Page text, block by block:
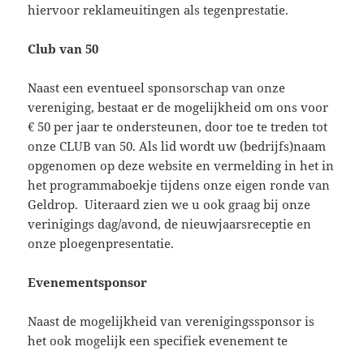
hiervoor reklameuitingen als tegenprestatie.
Club van 50
Naast een eventueel sponsorschap van onze
vereniging, bestaat er de mogelijkheid om ons voor
€ 50 per jaar te ondersteunen, door toe te treden tot
onze CLUB van 50. Als lid wordt uw (bedrijfs)naam
opgenomen op deze website en vermelding in het in
het programmaboekje tijdens onze eigen ronde van
Geldrop. Uiteraard zien we u ook graag bij onze
verinigings dag/avond, de nieuwjaarsreceptie en
onze ploegenpresentatie.
Evenementsponsor
Naast de mogelijkheid van verenigingssponsor is
het ook mogelijk een specifiek evenement te